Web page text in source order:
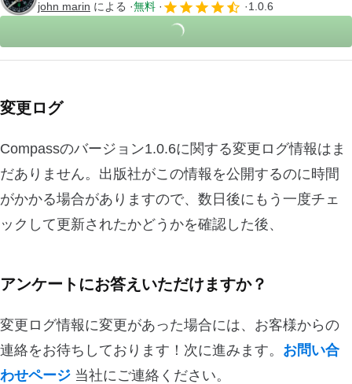
john marin による 無料 1.0.6
変更ログ
Compassのバージョン1.0.6に関する変更ログ情報はま
だありません。出版社がこの情報を公開するのに時間
がかかる場合がありますので、数日後にもう一度チェ
ックして更新されたかどうかを確認した後、
アンケートにお答えいただけますか？
変更ログ情報に変更があった場合には、お客様からの
連絡をお待ちしております！次に進みます。 お問い合
わせページ 当社にご連絡ください。